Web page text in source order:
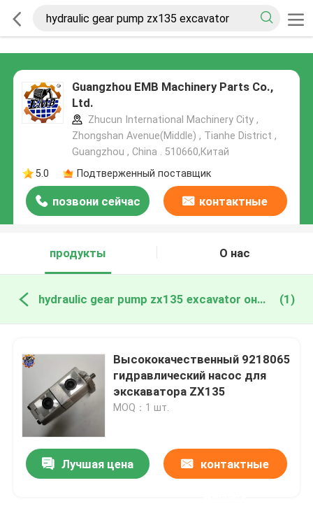
Guangzhou EMB Machinery Parts Co.,
Ltd.
Zhucun International Machinery City ,
Zhongshan Avenue(Middle) , Tianhe District ,
Guangzhou , China . 510660,Китай
5.0
Подтверженный поставщик
позвони сейчас контактные
продукты
О нас
hydraulic gear pump zx135 excavator онлайн производство (1)
Высококачественный 9218065
гидравлический насос для
экскаватора ZX135
MOQ：1 шт.
Лучшая цена контактные